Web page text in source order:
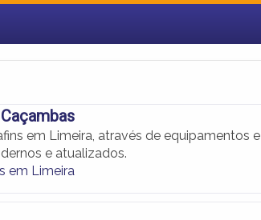
em Limeira, através de equipamentos e
e atualizados.
em Limeira